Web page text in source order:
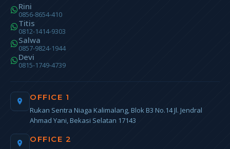
Rini
0856-8654-410
Titis
0812-1414-9303
Salwa
0857-9824-1944
Devi
0815-1749-4739
OFFICE 1
Rukan Sentra Niaga Kalimalang, Blok B3 No.14 Jl. Jendral
Ahmad Yani, Bekasi Selatan 17143
OFFICE 2